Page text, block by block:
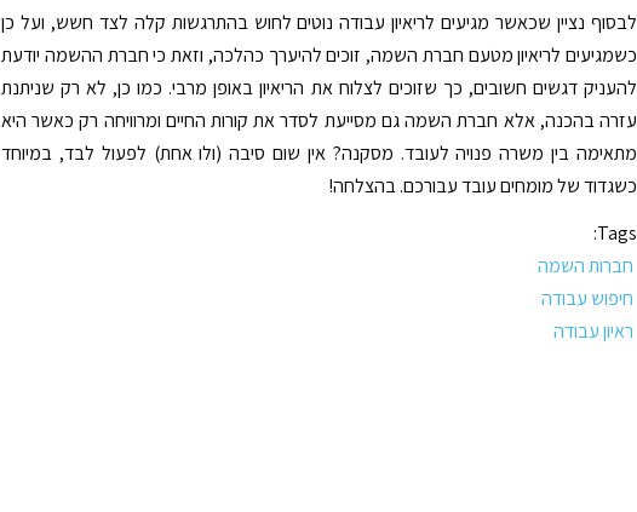
לבסוף נציין שכאשר מגיעים לריאיון עבודה נוטים לחוש בהתרגשות קלה לצד חשש, ועל כן
כשמגיעים לריאיון מטעם חברת השמה, זוכים להיערך כהלכה, וזאת כי חברת ההשמה יודעת
להעניק דגשים חשובים, כך שזוכים לצלוח את הריאיון באופן מרבי. כמו כן, לא רק שניתנת
עזרה בהכנה, אלא חברת השמה גם מסייעת לסדר את קורות החיים ומרוויחה רק כאשר היא
מתאימה בין משרה פנויה לעובד. מסקנה? אין שום סיבה (ולו אחת) לפעול לבד, במיוחד
כשגדוד של מומחים עובד עבורכם. בהצלחה!
Tags:
חברות השמה
חיפוש עבודה
ראיון עבודה